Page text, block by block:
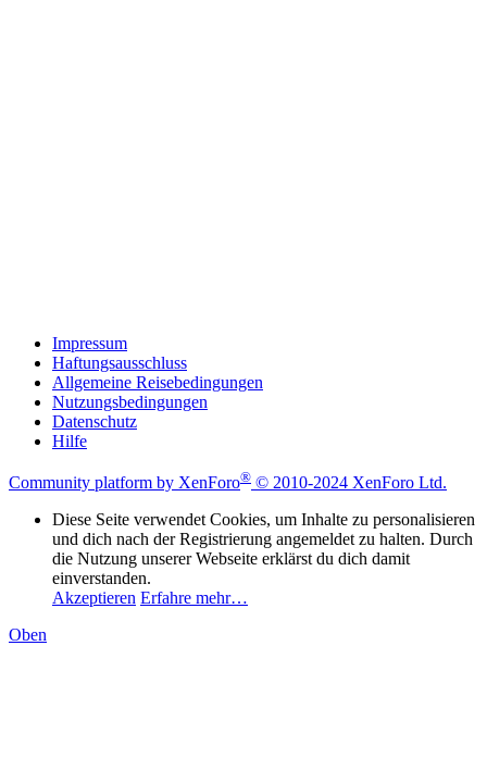
Impressum
Haftungsausschluss
Allgemeine Reisebedingungen
Nutzungsbedingungen
Datenschutz
Hilfe
Community platform by XenForo® © 2010-2024 XenForo Ltd.
Diese Seite verwendet Cookies, um Inhalte zu personalisieren
und dich nach der Registrierung angemeldet zu halten. Durch
die Nutzung unserer Webseite erklärst du dich damit
einverstanden.
Akzeptieren Erfahre mehr…
Oben